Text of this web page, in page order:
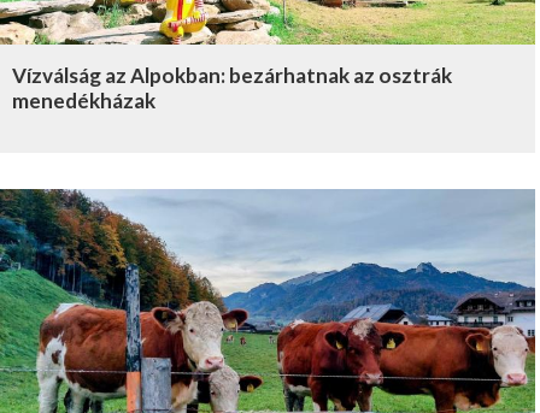
Vízválság az Alpokban: bezárhatnak az osztrák
menedékházak